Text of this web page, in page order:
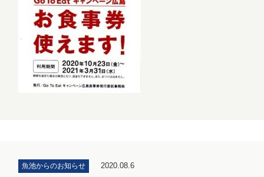
魚池からのお知らせ 2020.08.6